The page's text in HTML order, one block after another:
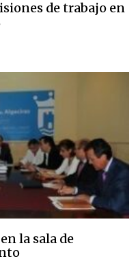
de trabajo en
la sala de